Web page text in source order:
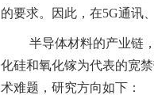
的要求。因此，在5G通讯
半导体材料的产业链
化硅和氧化镓为代表的宽
术难题，研究方向如下：